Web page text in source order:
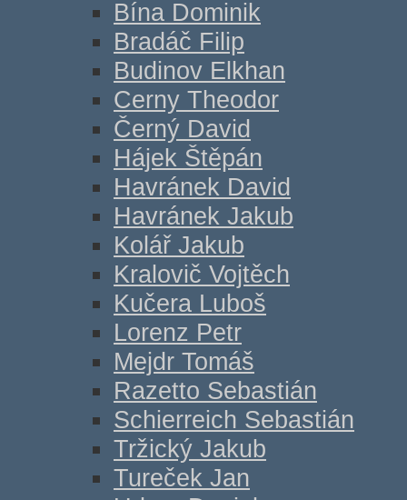
Bína Dominik
Bradáč Filip
Budinov Elkhan
Cerny Theodor
Černý David
Hájek Štěpán
Havránek David
Havránek Jakub
Kolář Jakub
Kralovič Vojtěch
Kučera Luboš
Lorenz Petr
Mejdr Tomáš
Razetto Sebastián
Schierreich Sebastián
Tržický Jakub
Tureček Jan